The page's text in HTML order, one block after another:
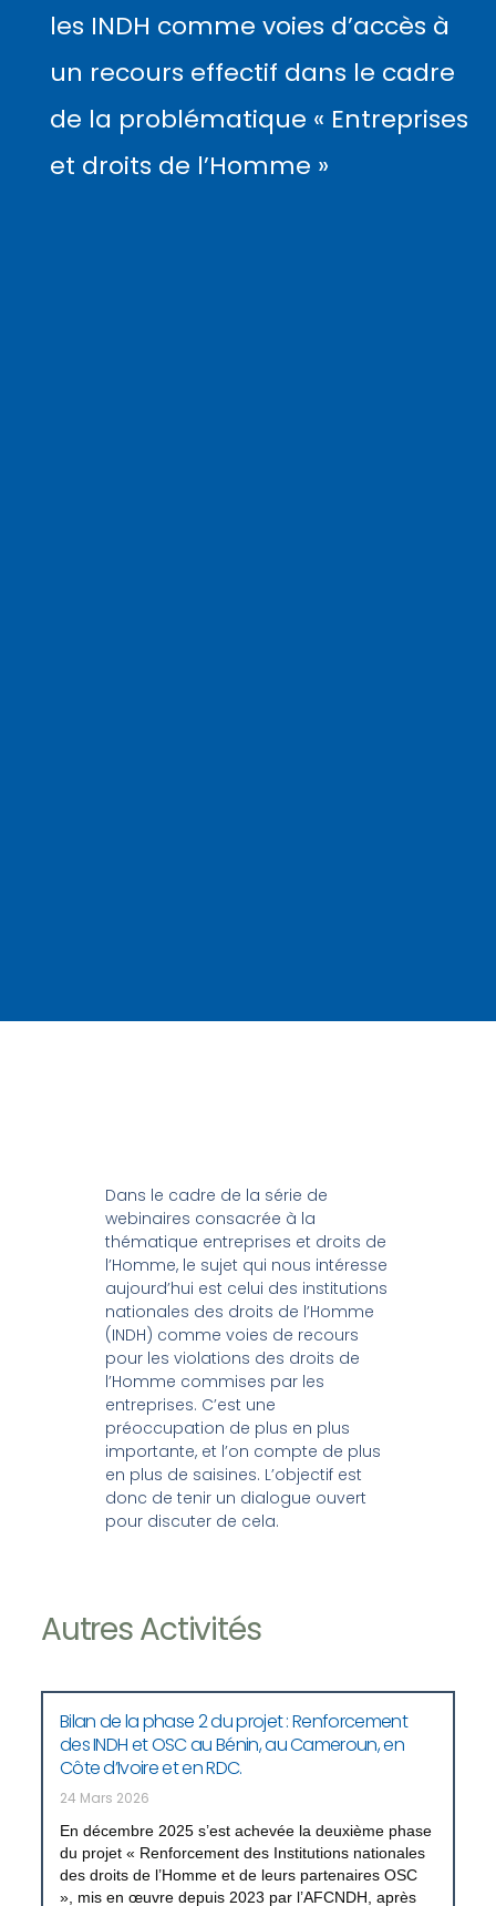
les INDH comme voies d’accès à
un recours effectif dans le cadre
de la problématique « Entreprises
et droits de l’Homme »
Dans le cadre de la série de
webinaires consacrée à la
thématique entreprises et droits de
l’Homme, le sujet qui nous intéresse
aujourd’hui est celui des institutions
nationales des droits de l’Homme
(INDH) comme voies de recours
pour les violations des droits de
l’Homme commises par les
entreprises. C’est une
préoccupation de plus en plus
importante, et l’on compte de plus
en plus de saisines. L’objectif est
donc de tenir un dialogue ouvert
pour discuter de cela.
Autres Activités
Bilan de la phase 2 du projet : Renforcement
des INDH et OSC au Bénin, au Cameroun, en
Côte d’Ivoire et en RDC.
24 Mars 2026
En décembre 2025 s’est achevée la deuxième phase
du projet « Renforcement des Institutions nationales
des droits de l’Homme et de leurs partenaires OSC
», mis en œuvre depuis 2023 par l’AFCNDH, après